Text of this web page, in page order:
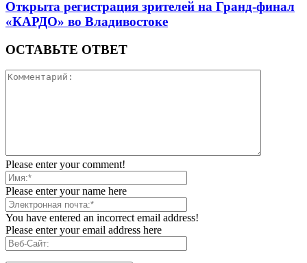
Открыта регистрация зрителей на Гранд-финал
«КАРДО» во Владивостоке
ОСТАВЬТЕ ОТВЕТ
Please enter your comment!
Please enter your name here
You have entered an incorrect email address!
Please enter your email address here